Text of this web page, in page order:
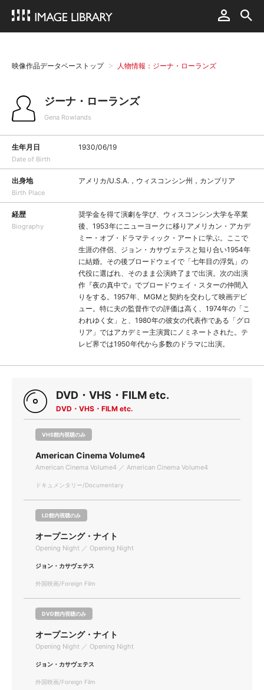
映像作品データベーストップ 人物情報：ジーナ・ローランズ
ジーナ・ローランズ
Gena Rowlands
生年月日
Date of Birth
1930/06/19
出身地
Birth Place
アメリカ/U.S.A.，ウィスコンシン州，カンブリア
経歴
Biography
奨学金を得て演劇を学び、ウィスコンシン大学を卒業
後、1953年にニューヨークに移りアメリカン・アカデ
ミー・オブ・ドラマティック・アートに学ぶ。ここで
生涯の伴侶、ジョン・カサヴェテスと知り合い1954年
に結婚。その後ブロードウェイで「七年目の浮気」の
代役に選ばれ、そのまま公演終了まで出演。次の出演
作『夜の真中で』でブロードウェイ・スターの仲間入
りをする。1957年、MGMと契約を交わして映画デビ
ュー。特に夫の監督作での評価は高く、1974年の「こ
われゆく女」と、1980年の彼女の代表作である「グロ
リア」ではアカデミー主演賞にノミネートされた。テ
レビ界では1950年代から多数のドラマに出演。
DVD・VHS・FILM etc.
DVD・VHS・FILM etc.
VHS館内視聴のみ
American Cinema Volume4
American Cinema Volume4 ／ American Cinema Volume4
ドキュメンタリー/Documentary
LD館内視聴のみ
オープニング・ナイト
Opening Night ／ Opening Night
ジョン・カサヴェテス
外国映画/Foreign Film
DVD館内視聴のみ
オープニング・ナイト
Opening Night ／ Opening Night
ジョン・カサヴェテス
外国映画/Foreign Film